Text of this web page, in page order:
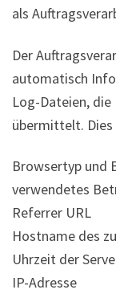
als
Der
automatisch
Log-Dateien,
übermittelt. Dies
Browsertyp und
verwendetes
Referrer URL
Hostname des
Uhrzeit der
IP-Adresse